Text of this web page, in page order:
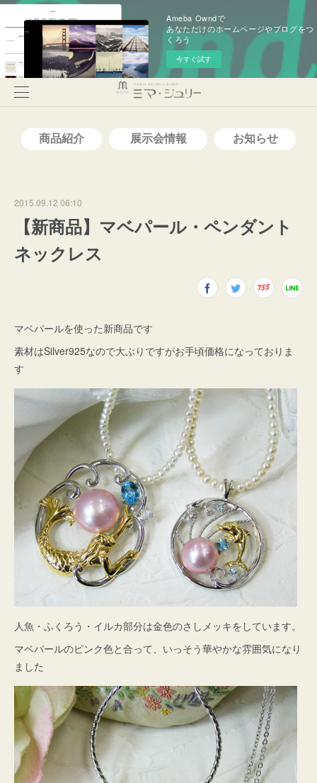
Ameba Owndで
あなただけのホームページやブログをつ
くろう
今すぐ試す
2015.09.12 06:10
【新商品】マベパール・ペンダント
ネックレス
マベパールを使った新商品です
素材はSilver925なので大ぶりですがお手頃価格になっておりま
す
人魚・ふくろう・イルカ部分は金色のさしメッキをしています。
マベパールのピンク色と合って、いっそう華やかな雰囲気になり
ました